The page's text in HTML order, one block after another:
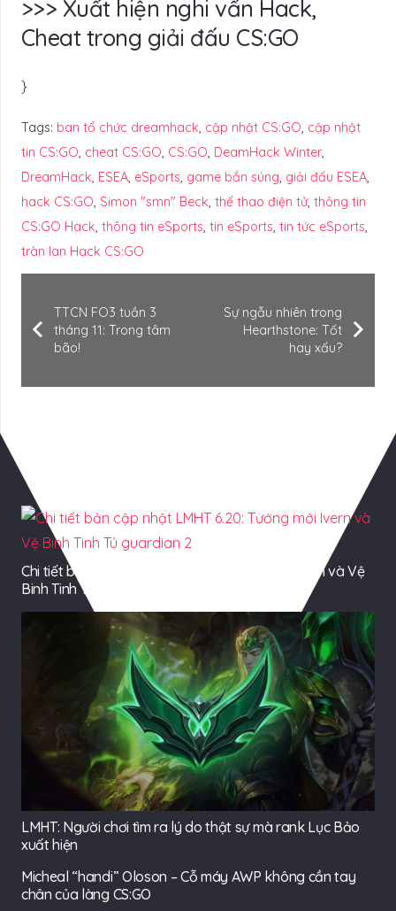
>>> Xuất hiện nghi vấn Hack,
Cheat trong giải đấu CS:GO
}
Tags: ban tổ chức dreamhack, cập nhật CS:GO, cập nhật
tin CS:GO, cheat CS:GO, CS:GO, DeamHack Winter,
DreamHack, ESEA, eSports, game bắn súng, giải đấu ESEA,
hack CS:GO, Simon "smn" Beck, thể thao điện tử, thông tin
CS:GO Hack, thông tin eSports, tin eSports, tin tức eSports,
tràn lan Hack CS:GO
TTCN FO3 tuần 3
tháng 11: Trong tâm
bão!
Sự ngẫu nhiên trong
Hearthstone: Tốt
hay xấu?
Chi tiết bản cập nhật LMHT 6.20: Tướng mới Ivern và Vệ
Binh Tinh Tú
LMHT: Người chơi tìm ra lý do thật sự mà rank Lục Bảo
xuất hiện
Micheal “handi” Oloson – Cỗ máy AWP không cần tay
chân của làng CS:GO